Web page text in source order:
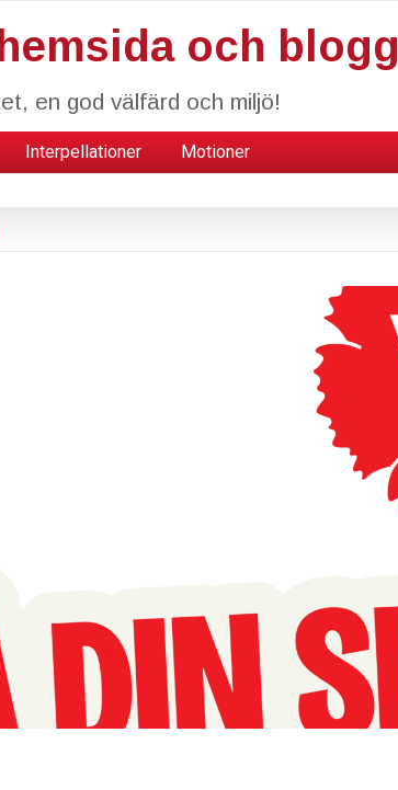
och blogg
en god välfärd och miljö!
Interpellationer Motioner